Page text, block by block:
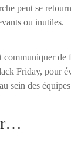
peut se
ou inutiles.
de
Friday, pour
sein des